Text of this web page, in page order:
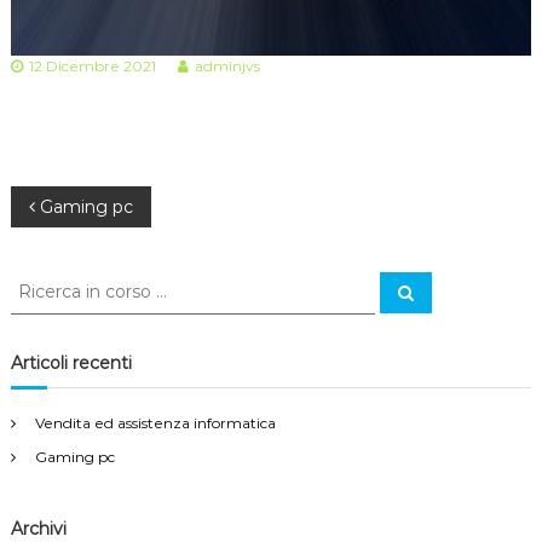
12 Dicembre 2021 adminjvs
N
v
i
g
Gaming pc
C
c
a
C
e
Articoli recenti
Vendita ed assistenza informatica
Gaming pc
Archivi